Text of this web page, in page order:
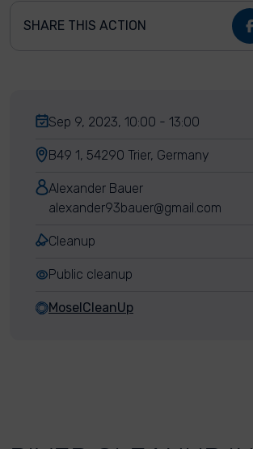
SHARE THIS ACTION
Sep 9, 2023, 10:00 - 13:00
B49 1, 54290 Trier, Germany
Alexander Bauer
alexander93bauer@gmail.com
Cleanup
Public cleanup
MoselCleanUp